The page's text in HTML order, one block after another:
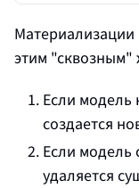
Материализации
этим
Если модель
создается
Если модель
удаляется